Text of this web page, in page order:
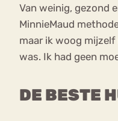
Van weinig, gezond
MinnieMaud
maar ik woog
was. Ik had geen
DE BESTE